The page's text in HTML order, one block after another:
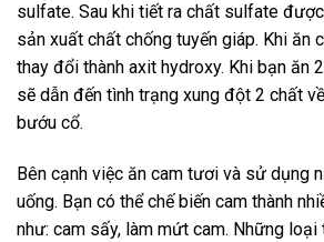
sulfate. Sau khi tiết ra chất sulfate
sản xuất chất chống tuyến giáp. Khi ăn
thay đổi thành axit hydroxy. Khi bạn ăn
sẽ dẫn đến tình trạng xung đột 2 chất
bướu cổ.
Bên cạnh việc ăn cam tươi và sử dụng
uống. Bạn có thể chế biến cam thành
như: cam sấy, làm mứt cam. Những